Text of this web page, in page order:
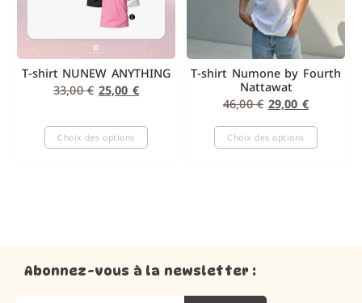
T-shirt NUNEW ANYTHING
33,00€ 25,00 €
Choix des options
T-shirt Numone by Fourth
Nattawat
46,00€ 29,00 €
Choix des options
Abonnez-vous à la newsletter :